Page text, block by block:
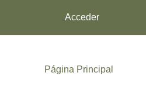
Acceder
Página Principal